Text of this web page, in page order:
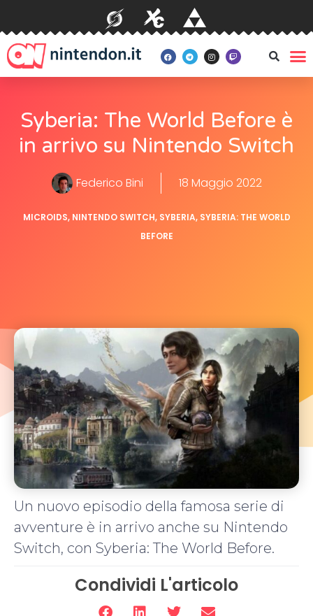
Syberia: The World Before è
in arrivo su Nintendo Switch
Federico Bini 18 Maggio 2022
MICROIDS, NINTENDO SWITCH, SYBERIA, SYBERIA: THE WORLD
BEFORE
Un nuovo episodio della famosa serie di
avventure è in arrivo anche su Nintendo
Switch, con Syberia: The World Before.
Condividi L'articolo